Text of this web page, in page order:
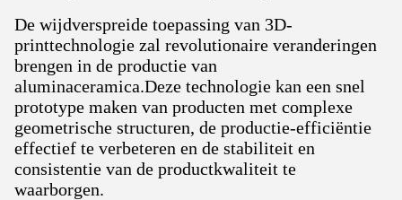
De wijdverspreide toepassing van 3D-
printtechnologie zal revolutionaire veranderingen
brengen in de productie van
aluminaceramica.Deze technologie kan een snel
prototype maken van producten met complexe
geometrische structuren, de productie-efficiëntie
effectief te verbeteren en de stabiliteit en
consistentie van de productkwaliteit te
waarborgen.